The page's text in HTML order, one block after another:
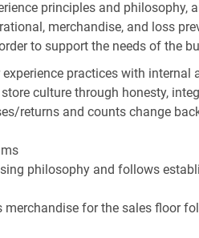
principles and philosophy,
merchandise, and loss
to support the needs of the
practices with internal
culture through honesty,
returns and counts change
philosophy and follows
merchandise for the sales floor